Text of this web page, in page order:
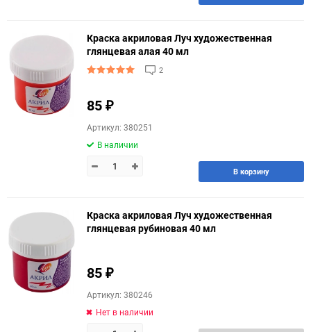
Краска акриловая Луч художественная
глянцевая алая 40 мл
2
85 ₽
Артикул: 380251
В наличии
В корзину
Краска акриловая Луч художественная
глянцевая рубиновая 40 мл
85 ₽
Артикул: 380246
Нет в наличии